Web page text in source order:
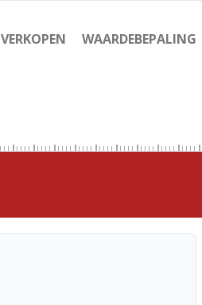
VERKOPEN WAARDEBEPALING